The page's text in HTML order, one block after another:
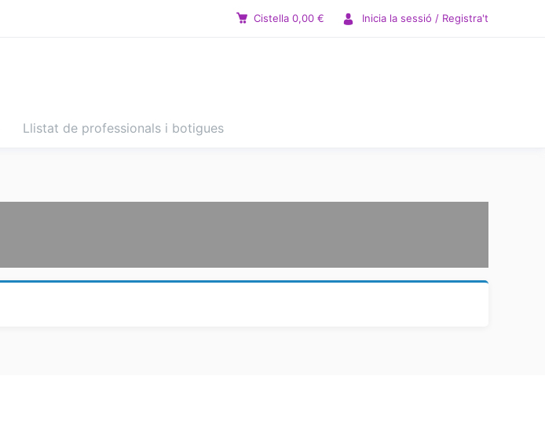
Cistella 0,00 € Inicia la sessió / Registra't
Llistat de professionals i botigues